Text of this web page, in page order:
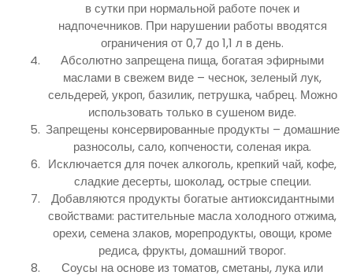
в сутки при нормальной работе почек и
надпочечников. При нарушении работы вводятся
ограничения от 0,7 до 1,1 л в день.
Абсолютно запрещена пища, богатая эфирными
маслами в свежем виде – чеснок, зеленый лук,
сельдерей, укроп, базилик, петрушка, чабрец. Можно
использовать только в сушеном виде.
Запрещены консервированные продукты – домашние
разносолы, сало, копчености, соленая икра.
Исключается для почек алкоголь, крепкий чай, кофе,
сладкие десерты, шоколад, острые специи.
Добавляются продукты богатые антиоксидантными
свойствами: растительные масла холодного отжима,
орехи, семена злаков, морепродукты, овощи, кроме
редиса, фрукты, домашний творог.
Соусы на основе из томатов, сметаны, лука или